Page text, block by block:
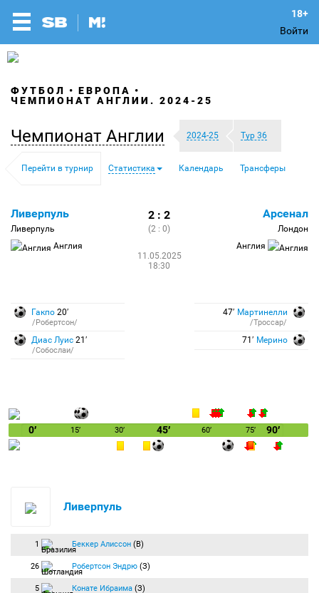
Войти
ФУТБОЛ
ЕВРОПА
ЧЕМПИОНАТ АНГЛИИ. 2024-25
Чемпионат Англии 2024-25 Тур 36
Перейти в турнир Статистика Календарь Трансферы
Ливерпуль
Ливерпуль
Англия
2 : 2
(2 : 0)
11.05.2025
18:30
Арсенал
Лондон
Англия
Гакпо 20′
/Робертсон/
Диас Луис 21′
/Собослаи/
47′ Мартинелли
/Троссар/
71′ Мерино
0′ 15′ 30′ 45′ 60′ 75′ 90′
Ливерпуль
1 Беккер Алиссон (В)
26 Робертсон Эндрю (З)
5 Конате Ибраима (З)